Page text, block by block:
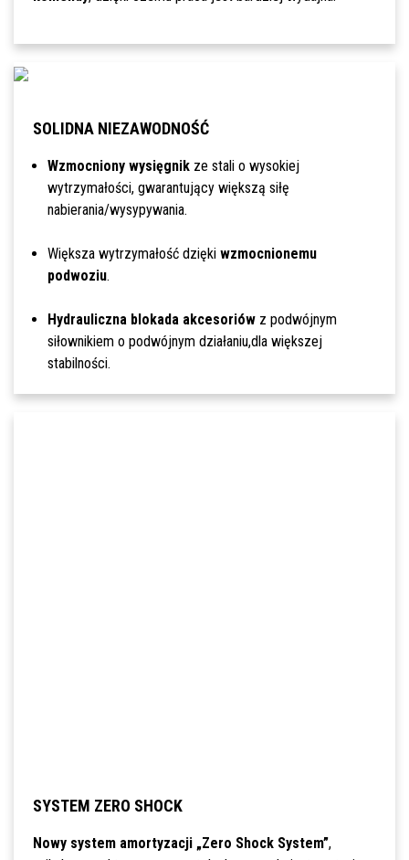
SOLIDNA NIEZAWODNOŚĆ
Wzmocniony wysięgnikze stali o wysokiej
wytrzymałości, gwarantujący większą siłę
nabierania/wysypywania.
Większa wytrzymałość dzięki wzmocnionemu
podwoziu.
Hydrauliczna blokada akcesoriówz podwójnym
siłownikiem o podwójnym działaniu,dla większej
stabilności.
SYSTEM ZERO SHOCK
Nowy system amortyzacji „Zero Shock System”,